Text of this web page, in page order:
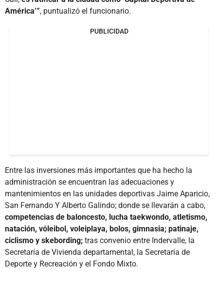
América’”, puntualizó el funcionario.
PUBLICIDAD
Entre las inversiones más importantes que ha hecho la
administración se encuentran las adecuaciones y
mantenimientos en las unidades deportivas Jaime Aparicio,
San Fernando Y Alberto Galindo; donde se llevarán a cabo,
competencias de baloncesto, lucha taekwondo, atletismo,
natación, vóleibol, voleiplaya, bolos, gimnasia; patinaje,
ciclismo y skebording; tras convenio entre Indervalle, la
Secretaría de Vivienda departamental, la Secretaría de
Deporte y Recreación y el Fondo Mixto.